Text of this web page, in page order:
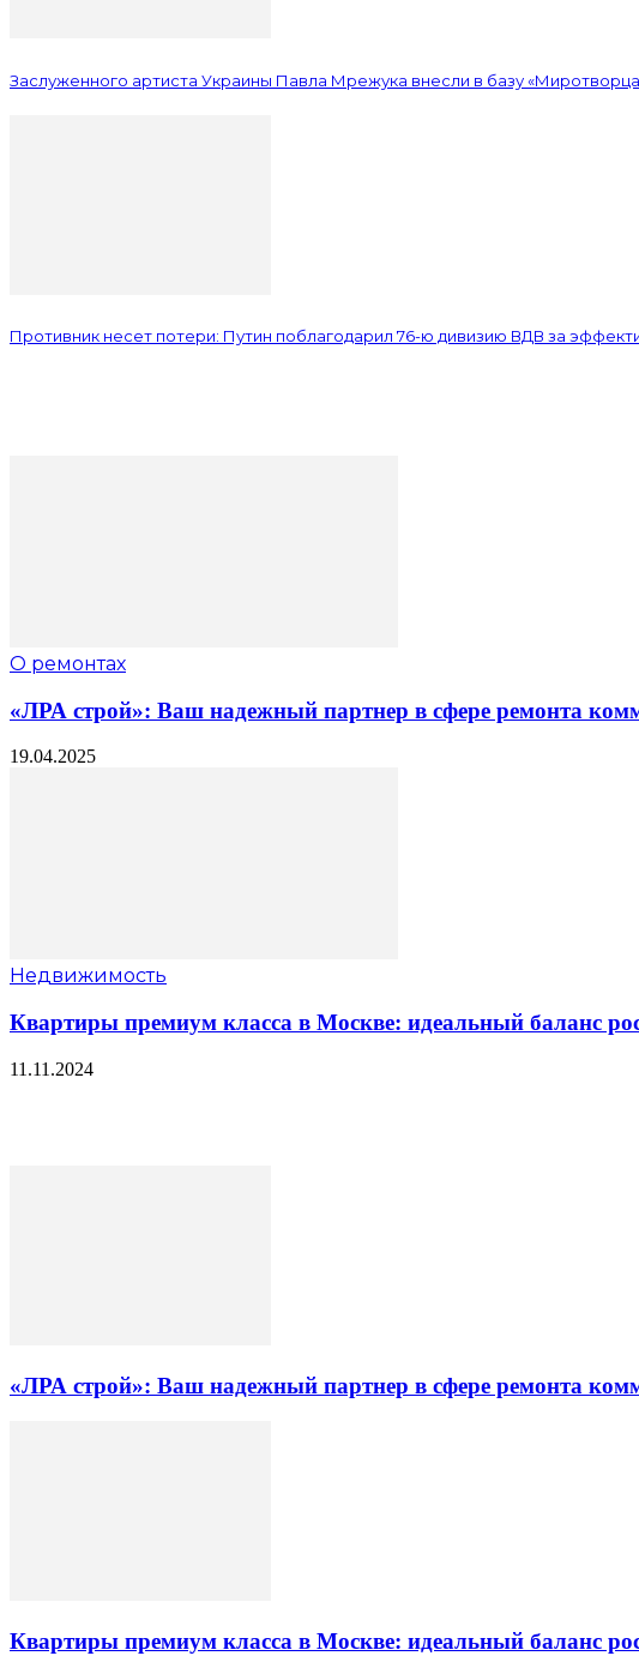
Заслуженного артиста Украины Павла Мрежука внесли в базу
Противник несет потери: Путин поблагодарил 76-ю дивизию ВДВ за
О ремонтах
«ЛРА строй»: Ваш надежный партнер в сфере ремонта
19.04.2025
Недвижимость
Квартиры премиум класса в Москве: идеальный баланс
11.11.2024
«ЛРА строй»: Ваш надежный партнер в сфере ремонта
Квартиры премиум класса в Москве: идеальный баланс